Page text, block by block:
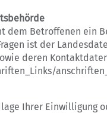
Betroffenen ein
ist der
deren
Ihrer